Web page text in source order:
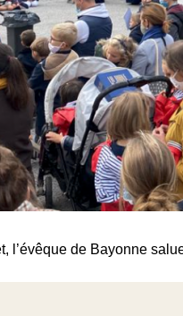
l’évêque de Bayonne